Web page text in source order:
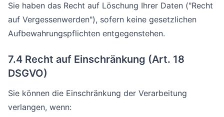
Sie haben das Recht auf Löschung Ihrer Daten ("Recht
auf Vergessenwerden"), sofern keine gesetzlichen
Aufbewahrungspflichten entgegenstehen.
7.4 Recht auf Einschränkung (Art. 18
DSGVO)
Sie können die Einschränkung der Verarbeitung
verlangen, wenn: